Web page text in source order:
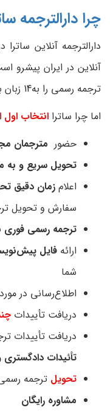
چرا دارالترجمه
دارالترجمه آنلاین
آنلاین در ایران پیشرو
ترجمه رسمی را به14 زبان به
اما چرا ساترا انتخاب اول
حضور مترجمان مجرب
تحویل سریع و به
اعلامزمان دقیق
سفارش و تحویل
ترجمه رسمی فوری به 14
ارائه فایل
شما
اطلاع‌رسانی در
دریافت تأییدات
دریافت تأییدات
تأئیدات دادگستری
تحویل ترجمه
مشاوره رایگان